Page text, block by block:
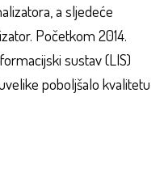
a sljedeće
Početkom 2014.
sustav (LIS)
poboljšalo kvalitetu